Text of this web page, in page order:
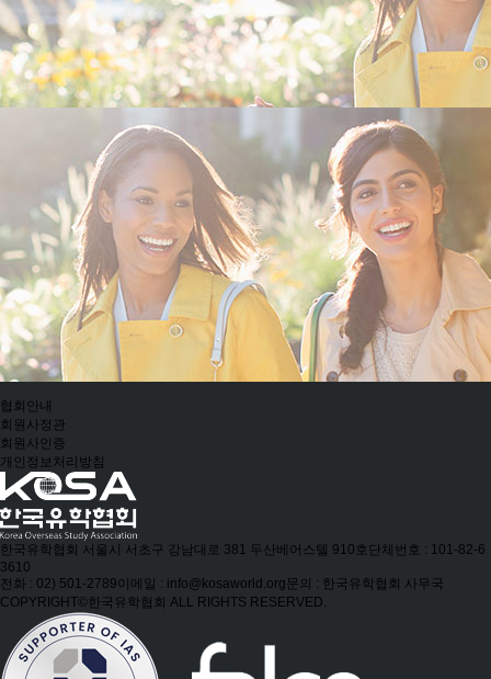
협회안내
회원사정관
회원사인증
개인정보처리방침
한국유학협회 서울시 서초구 강남대로 381 두산베어스텔 910호 단체번호 : 101-82-6
3610
전화 : 02) 501-2789이메일 : info@kosaworld.org문의 : 한국유학협회 사무국
COPYRIGHT©한국유학협회 ALL RIGHTS RESERVED.